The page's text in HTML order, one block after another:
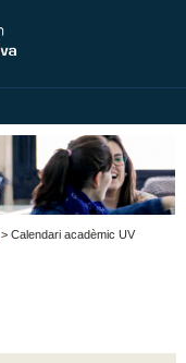
> Calendari acadèmic UV